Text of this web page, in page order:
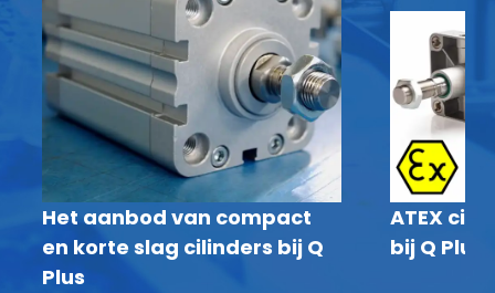
Het aanbod van compact
en korte slag cilinders bij Q
Plus
ATEX
bij Q Plus